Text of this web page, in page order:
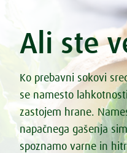
Ali ste
Ko prebavni sokovi
se namesto
zastojem hrane.
napačnega gašenja
spoznamo varne in